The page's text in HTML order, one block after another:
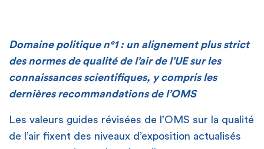
Domaine politique n°1 : un alignement plus strict
des normes de qualité de l’air de l’UE sur les
connaissances scientifiques, y compris les
dernières recommandations de l’OMS
Les valeurs guides révisées de l’OMS sur la qualité
de l’air fixent des niveaux d’exposition actualisés